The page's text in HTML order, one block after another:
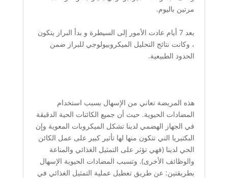
مرتين باليوم.
بعد 7 أيام عادت الأمور إلى السيطرة و بدأ البراز يتكون
، وكانت نتائج التحليل الميكروبيولوجي للبراز ضمن
الحدود الطبيعية.
هذه المريضة تعاني من الإسهال بسبب استخدام
المضادات الحيوية. حيث أن جميع الكائنات الحية الدقيقة
في الجهاز الهضمي لدينا تشكل الميكروبات المعوية وإن
البكتيريا التي تتكون منها لها تأثير كبير على عمل الكائن
الحي لدينا (فهي تؤثر على التمثيل الغذائي والمناعة
والوظائف الأخرى). وتسبب المضادات الحيوية الإسهال
بطريقتين: عن طريق تعطيل عملية التمثيل الغذائي في